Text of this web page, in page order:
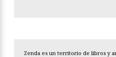
Zenda es un territorio de libros y